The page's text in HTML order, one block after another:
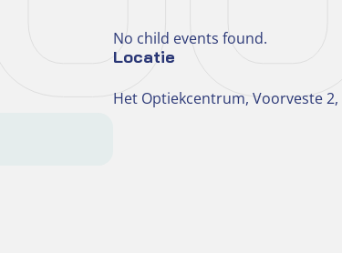
No child events found.
Locatie
Het Optiekcentrum, Voorveste 2,